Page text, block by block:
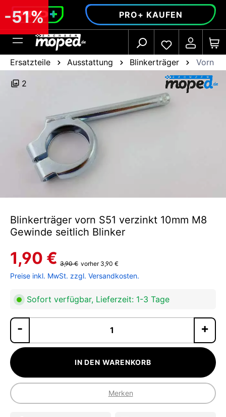
springen PRO+ KAUFEN
Ersatzteile Ausstattung Blinkerträger Vorn
2
Blinkerträger vorn S51 verzinkt 10mm M8
Gewinde seitlich Blinker
1,90 € 3,90 €
-51%
vorher 3,90 €
Preise inkl. MwSt. zzgl. Versandkosten.
Sofort verfügbar, Lieferzeit: 1-3 Tage
IN DEN WARENKORB
Merken